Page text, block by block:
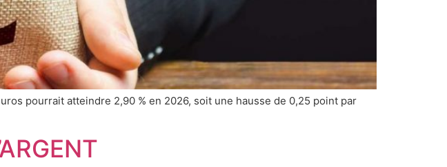
pourrait atteindre 2,90 % en 2026, soit une hausse de 0,25 point par